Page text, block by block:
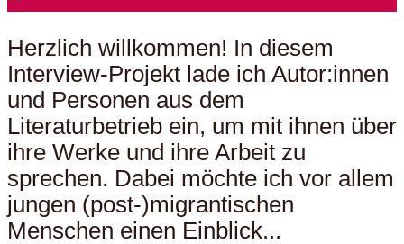
Herzlich willkommen! In diesem
Interview-Projekt lade ich Autor:innen
und Personen aus dem
Literaturbetrieb ein, um mit ihnen über
ihre Werke und ihre Arbeit zu
sprechen. Dabei möchte ich vor allem
jungen (post-)migrantischen
Menschen einen Einblick...